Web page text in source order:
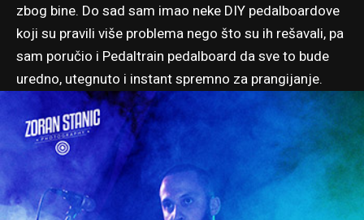
zbog bine. Do sad sam imao neke DIY pedalboardove
koji su pravili više problema nego što su ih rešavali, pa
sam poručio i Pedaltrain pedalboard da sve to bude
uredno, utegnuto i instant spremno za prangijanje.